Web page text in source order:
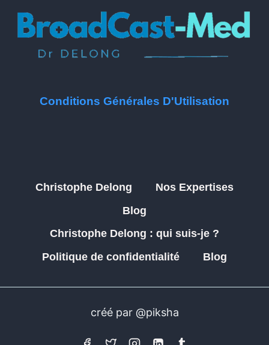
Conditions Générales D'Utilisation
Christophe Delong
Nos Expertises
Blog
Christophe Delong : qui suis-je ?
Politique de confidentialité
Blog
créé par @piksha